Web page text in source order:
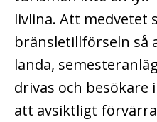
livlina. Att medvetet
bränsletillförseln så
landa,
drivas och besökare
att avsiktligt